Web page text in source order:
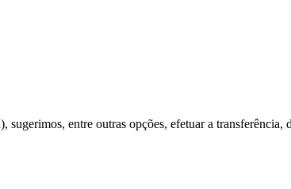
entre outras opções, efetuar a